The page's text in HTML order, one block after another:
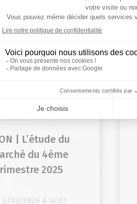
| L’étude du
du 4ème
2025
2/03/2026 à 14:37